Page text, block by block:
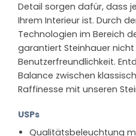
Detail sorgen dafür, dass
Ihrem Interieur ist. Durch
Technologien im Bereich
garantiert Steinhauer
Benutzerfreundlichkeit.
Balance zwischen
Raffinesse mit unseren
USPs
Qualitätsbeleuchtung